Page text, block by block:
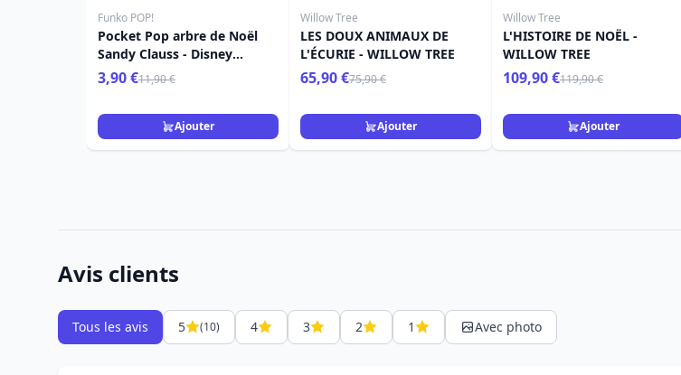
Funko POP!
Pocket Pop arbre de Noël
Sandy Clauss - Disney
L'étrange Noël De Monsieur
Jack
3,90 €11,90 €
Ajouter
Willow Tree
LES DOUX ANIMAUX DE
L'ÉCURIE - WILLOW TREE
65,90 €75,90 €
Ajouter
Willow Tree
L'HISTOIRE DE NOËL -
WILLOW TREE
109,90 €119,90 €
Ajouter
Avis clients
Tous les avis 5 (10) 4 3 2 1 Avec photo